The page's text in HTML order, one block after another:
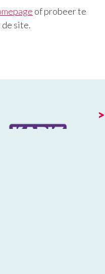
of probeer te
site.
>